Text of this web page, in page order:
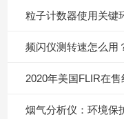
粒子计数器使用关键
频闪仪测转速怎么用
2020年美国FLIR在
烟气分析仪：环境保